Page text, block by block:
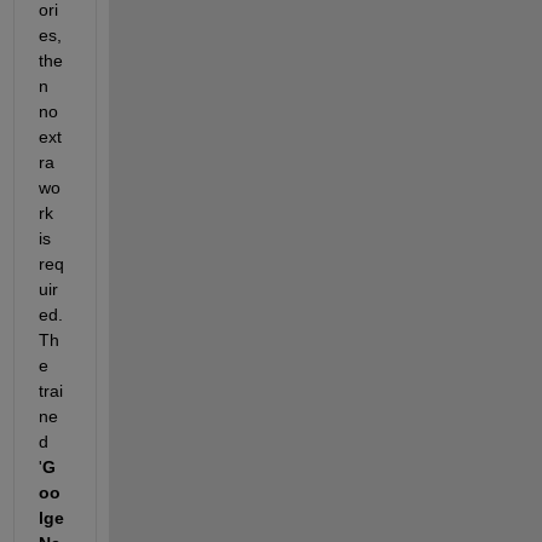
ori
es,
the
n
no
ext
ra
wo
rk
is
req
uir
ed.
Th
e
trai
ne
d
'G
oo
lge